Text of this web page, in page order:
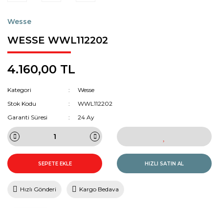
Wesse
WESSE WWL112202
4.160,00 TL
Kategori
Wesse
Stok Kodu
WWL112202
Garanti Süresi
24 Ay
SEPETE EKLE HIZLI SATIN AL
Hızlı Gönderi Kargo Bedava